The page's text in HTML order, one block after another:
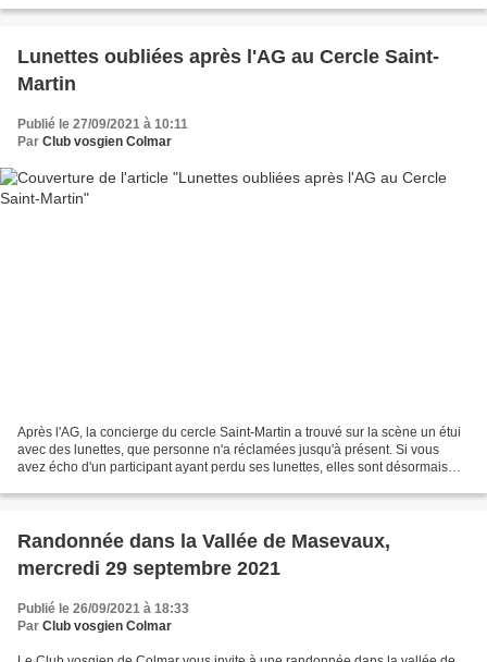
Lunettes oubliées après l'AG au Cercle Saint-
Martin
Publié le 27/09/2021 à 10:11
Par Club vosgien Colmar
Après l'AG, la concierge du cercle Saint-Martin a trouvé sur la scène un étui
avec des lunettes, que personne n'a réclamées jusqu'à présent. Si vous
avez écho d'un participant ayant perdu ses lunettes, elles sont désormais
Randonnée dans la Vallée de Masevaux,
mercredi 29 septembre 2021
Publié le 26/09/2021 à 18:33
Par Club vosgien Colmar